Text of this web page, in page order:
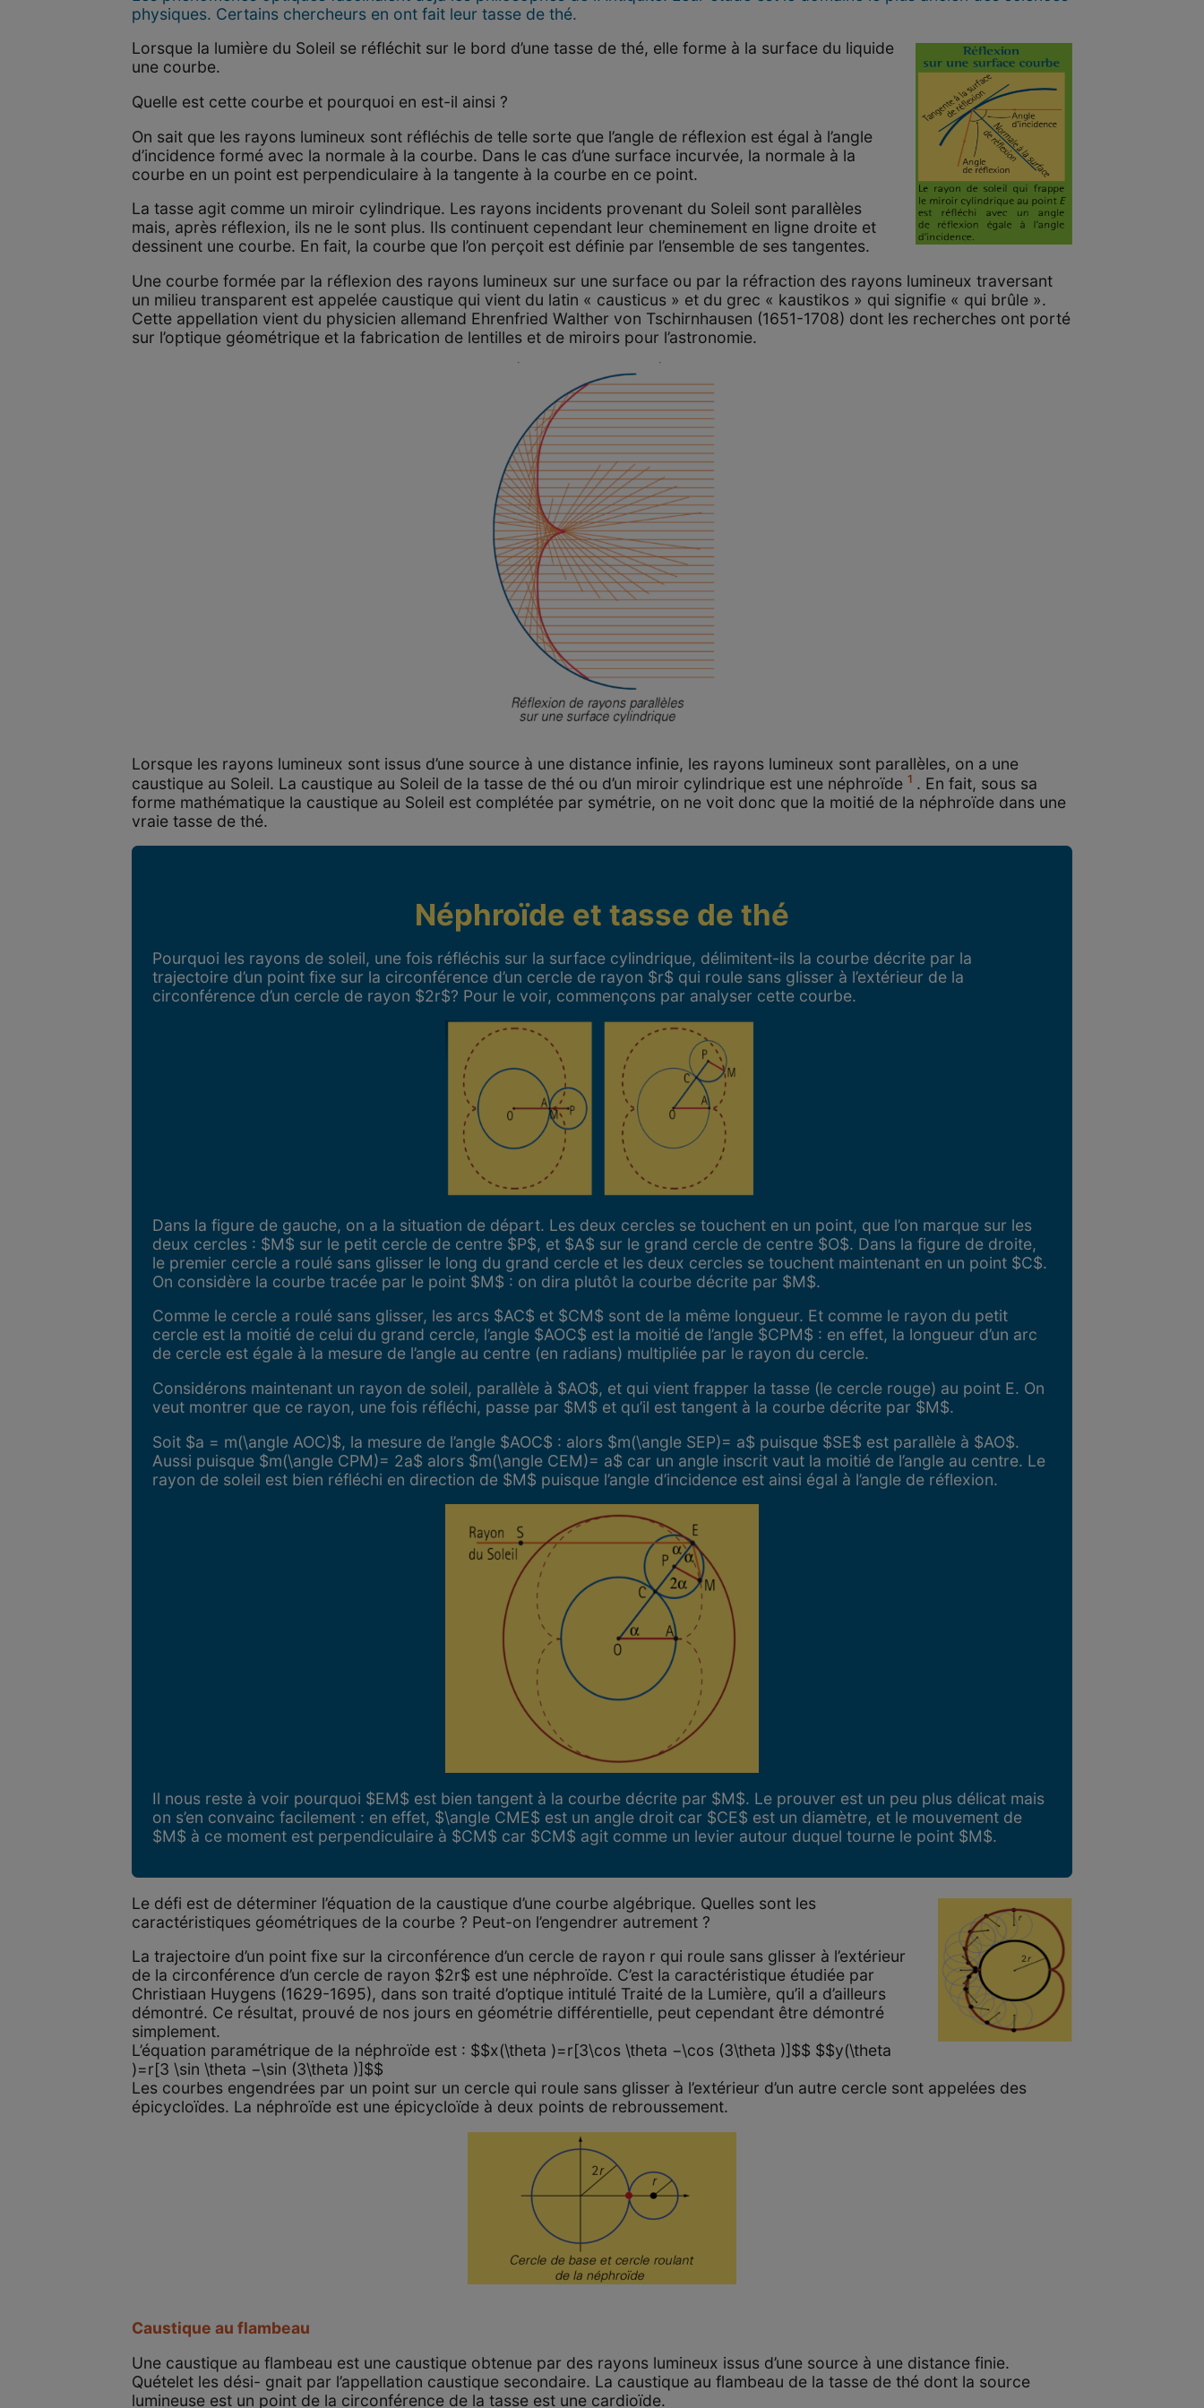
physiques. Certains chercheurs en ont fait leur tasse de thé.
Lorsque la lumière du Soleil se réfléchit sur le bord d’une tasse de thé, elle forme à la surface du liquide
une courbe.
Quelle est cette courbe et pourquoi en est-il ainsi ?
On sait que les rayons lumineux sont réfléchis de telle sorte que l’angle de réflexion est égal à l’angle
d’incidence formé avec la normale à la courbe. Dans le cas d’une surface incurvée, la normale à la
courbe en un point est perpendiculaire à la tangente à la courbe en ce point.
La tasse agit comme un miroir cylindrique. Les rayons incidents provenant du Soleil sont parallèles
mais, après réflexion, ils ne le sont plus. Ils continuent cependant leur cheminement en ligne droite et
dessinent une courbe. En fait, la courbe que l’on perçoit est définie par l’ensemble de ses tangentes.
Une courbe formée par la réflexion des rayons lumineux sur une surface ou par la réfraction des rayons lumineux traversant
un milieu transparent est appelée caustique qui vient du latin « causticus » et du grec « kaustikos » qui signifie « qui brûle ».
Cette appellation vient du physicien allemand Ehrenfried Walther von Tschirnhausen (1651-1708) dont les recherches ont porté
sur l’optique géométrique et la fabrication de lentilles et de miroirs pour l’astronomie.
Lorsque les rayons lumineux sont issus d’une source à une distance infinie, les rayons lumineux sont parallèles, on a une
caustique au Soleil. La caustique au Soleil de la tasse de thé ou d’un miroir cylindrique est une néphroïde 1 . En fait, sous sa
forme mathématique la caustique au Soleil est complétée par symétrie, on ne voit donc que la moitié de la néphroïde dans une
vraie tasse de thé.
Néphroïde et tasse de thé
Pourquoi les rayons de soleil, une fois réfléchis sur la surface cylindrique, délimitent-ils la courbe décrite par la
trajectoire d’un point fixe sur la circonférence d’un cercle de rayon $r$ qui roule sans glisser à l’extérieur de la
circonférence d’un cercle de rayon $2r$? Pour le voir, commençons par analyser cette courbe.
Dans la figure de gauche, on a la situation de départ. Les deux cercles se touchent en un point, que l’on marque sur les
deux cercles : $M$ sur le petit cercle de centre $P$, et $A$ sur le grand cercle de centre $O$. Dans la figure de droite,
le premier cercle a roulé sans glisser le long du grand cercle et les deux cercles se touchent maintenant en un point $C$.
On considère la courbe tracée par le point $M$ : on dira plutôt la courbe décrite par $M$.
Comme le cercle a roulé sans glisser, les arcs $AC$ et $CM$ sont de la même longueur. Et comme le rayon du petit
cercle est la moitié de celui du grand cercle, l’angle $AOC$ est la moitié de l’angle $CPM$ : en effet, la longueur d’un arc
de cercle est égale à la mesure de l’angle au centre (en radians) multipliée par le rayon du cercle.
Considérons maintenant un rayon de soleil, parallèle à $AO$, et qui vient frapper la tasse (le cercle rouge) au point E. On
veut montrer que ce rayon, une fois réfléchi, passe par $M$ et qu’il est tangent à la courbe décrite par $M$.
Soit $a = m(\angle AOC)$, la mesure de l’angle $AOC$ : alors $m(\angle SEP)= a$ puisque $SE$ est parallèle à $AO$.
Aussi puisque $m(\angle CPM)= 2a$ alors $m(\angle CEM)= a$ car un angle inscrit vaut la moitié de l’angle au centre. Le
rayon de soleil est bien réfléchi en direction de $M$ puisque l’angle d’incidence est ainsi égal à l’angle de réflexion.
Il nous reste à voir pourquoi $EM$ est bien tangent à la courbe décrite par $M$. Le prouver est un peu plus délicat mais
on s’en convainc facilement : en effet, $\angle CME$ est un angle droit car $CE$ est un diamètre, et le mouvement de
$M$ à ce moment est perpendiculaire à $CM$ car $CM$ agit comme un levier autour duquel tourne le point $M$.
Le défi est de déterminer l’équation de la caustique d’une courbe algébrique. Quelles sont les
caractéristiques géométriques de la courbe ? Peut-on l’engendrer autrement ?
La trajectoire d’un point fixe sur la circonférence d’un cercle de rayon r qui roule sans glisser à l’extérieur
de la circonférence d’un cercle de rayon $2r$ est une néphroïde. C’est la caractéristique étudiée par
Christiaan Huygens (1629-1695), dans son traité d’optique intitulé Traité de la Lumière, qu’il a d’ailleurs
démontré. Ce résultat, prouvé de nos jours en géométrie différentielle, peut cependant être démontré
simplement.
L’équation paramétrique de la néphroïde est : $$x(\theta )=r[3\cos \theta −\cos (3\theta )]$$ $$y(\theta
)=r[3 \sin \theta −\sin (3\theta )]$$
Les courbes engendrées par un point sur un cercle qui roule sans glisser à l’extérieur d’un autre cercle sont appelées des
épicycloïdes. La néphroïde est une épicycloïde à deux points de rebroussement.
Caustique au flambeau
Une caustique au flambeau est une caustique obtenue par des rayons lumineux issus d’une source à une distance finie.
Quételet les dési- gnait par l’appellation caustique secondaire. La caustique au flambeau de la tasse de thé dont la source
lumineuse est un point de la circonférence de la tasse est une cardioïde.